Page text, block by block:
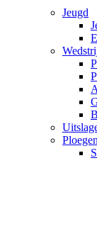
Jeugd
Ploegen